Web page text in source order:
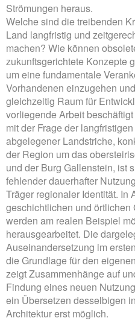
Strömungen heraus.
Welche sind die treibenden
Land langfristig und
machen? Wie können
zukunftsgerichtete Konzepte
um eine fundamentale
Vorhandenen einzugehen
gleichzeitig Raum für
vorliegende Arbeit
mit der Frage der
abgelegener Landstriche,
der Region um das
und der Burg Gallenstein, ist
fehlender dauerhafter
Träger regionaler Identität. In
geschichtlichen und örtlichen
werden am realen Beispiel
herausgearbeitet. Die
Auseinandersetzung im
die Grundlage für den
zeigt Zusammenhänge auf
Findung eines neuen
ein Übersetzen desselbigen
Architektur erst möglich.